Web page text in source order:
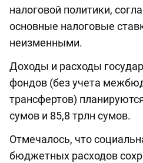
налоговой политики,
основные налоговые
неизменными.
Доходы и расходы
фондов (без учета
трансфертов)
сумов и 85,8 трлн сумов.
Отмечалось, что
бюджетных расходов